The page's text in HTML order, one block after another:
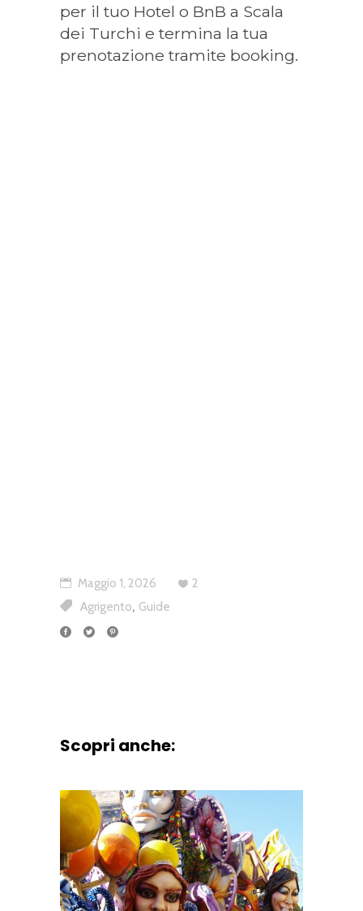
per il tuo Hotel o BnB a Scala
dei Turchi e termina la tua
prenotazione tramite booking.
Maggio 1, 2026
2
Agrigento, Guide
Scopri anche: